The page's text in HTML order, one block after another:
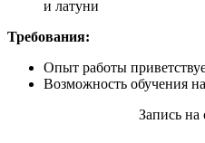
и латуни
Требования:
Опыт работы
Возможность обучения
Запись на